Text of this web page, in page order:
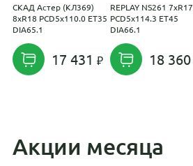
СКАД Астер (КЛ369)
8xR18 PCD5x110.0 ET35
DIA65.1
17 431
REPLAY NS261 7xR17
PCD5x114.3 ET45
DIA66.1
18 360
Акции месяца